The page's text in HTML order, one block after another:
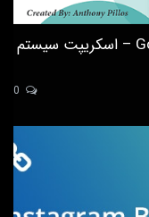
دانلود اسکریپت Google Play App Store – اسکریپت سیستم